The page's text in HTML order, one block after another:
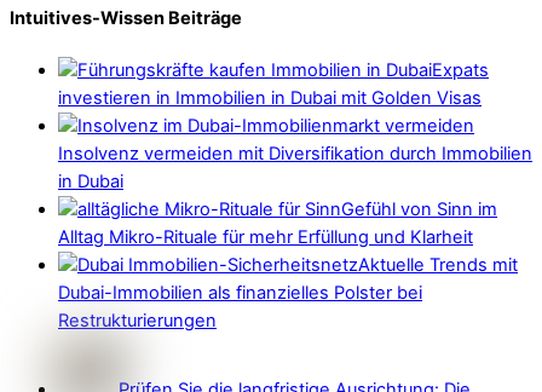
Intuitives-Wissen Beiträge
Expats
investieren in Immobilien in Dubai mit Golden Visas
Insolvenz vermeiden mit Diversifikation durch Immobilien
in Dubai
Gefühl von Sinn im
Alltag Mikro-Rituale für mehr Erfüllung und Klarheit
Aktuelle Trends mit
Dubai-Immobilien als finanzielles Polster bei
Restrukturierungen